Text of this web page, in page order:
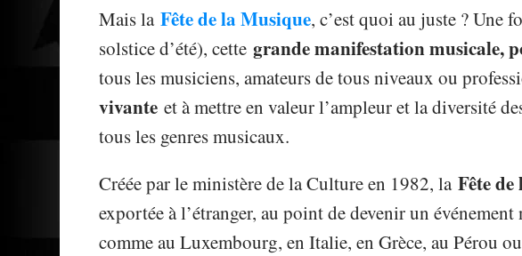
Mais laFête de la Musique, c’est quoi au juste ? Une
solstice d’été), cettegrande manifestation musicale,
tous les musiciens, amateurs de tous niveaux ou
vivante et à mettre en valeur l’ampleur et la diversité
tous les genres musicaux.
Créée par le ministère de la Culture en 1982, laFête
exportée à l’étranger, au point de devenir un
comme au Luxembourg, en Italie, en Grèce, au Pérou